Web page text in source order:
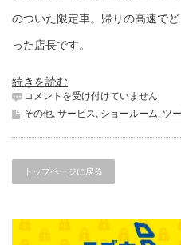
のついた限定車。帰りの高速で
った店長です。
続きを読む
ち
ょ
ど
季
コメントを受け付けていません
その他, サービス, ショールーム, ツ
トップページに戻る